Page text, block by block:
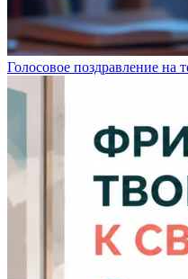
Голосовое поздравление на